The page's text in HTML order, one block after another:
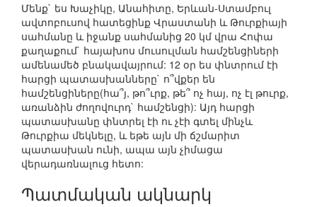
Մենք` ես Խաչիկը, Անահիտը, Երևան-Ստամբուլ
ավտոբուսով հատեցինք Վրաստանի և Թուրքիայի
սահմանը և իջանք սահմանից 20 կմ վրա Հոփա
քաղաքում` հայախոս մուսուլման համշենցիների
ամենամեծ բնակավայրում: 12 օր ես փնտրում էի
հարցի պատասխանները` ո՞վքեր են
համշենցիները(հա՞յ, թո՞ւրք, թե՞ ոչ հայ, ոչ էլ թուրք,
առանձին ժողովուրդ` համշենցի): Այդ հարցի
պատասխանը փնտրել էի ու չէի գտել մինչև
Թուրքիա մեկնելը, և եթե այն մի ճշմարիտ
պատասխան ունի, ապա այն չիմացա
վերադառնալուց հետո:
Պատմական ակնարկ